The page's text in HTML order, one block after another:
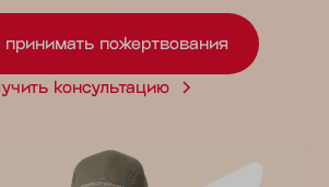
принимать пожертвования
консультацию